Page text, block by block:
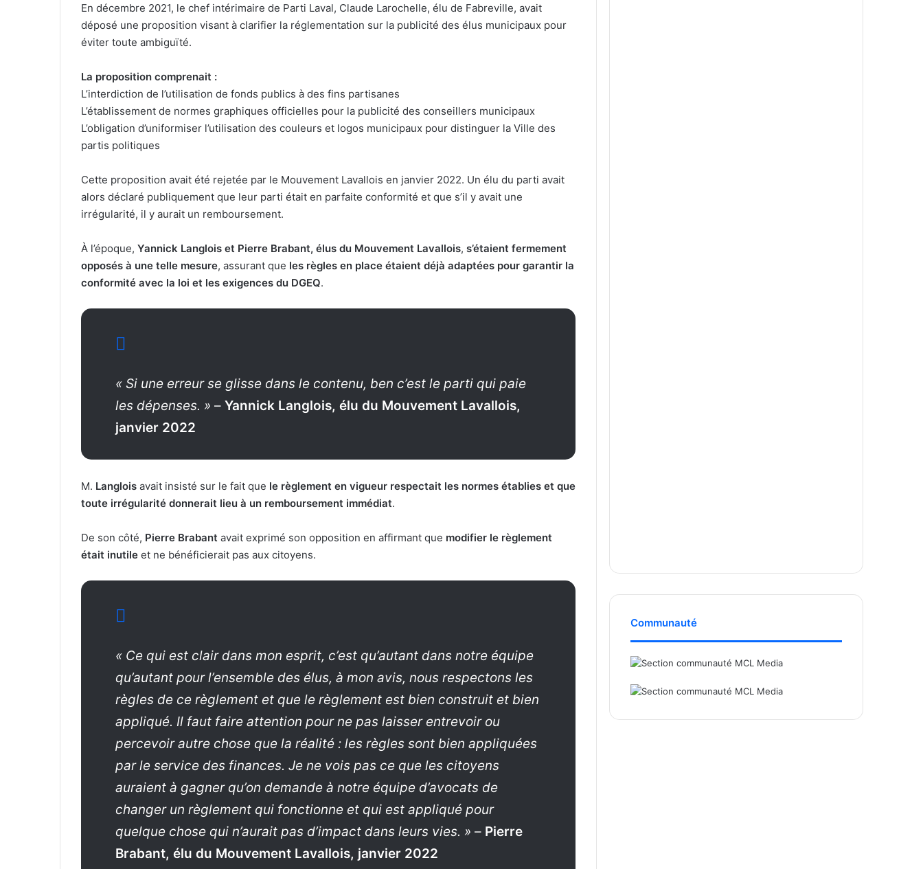
En décembre 2021, le chef intérimaire de Parti Laval, Claude Larochelle, élu de Fabreville, avait
déposé une proposition visant à clarifier la réglementation sur la publicité des élus municipaux pour
éviter toute ambiguïté.
La proposition comprenait :
L’interdiction de l’utilisation de fonds publics à des fins partisanes
L’établissement de normes graphiques officielles pour la publicité des conseillers municipaux
L’obligation d’uniformiser l’utilisation des couleurs et logos municipaux pour distinguer la Ville des
partis politiques
Cette proposition avait été rejetée par le Mouvement Lavallois en janvier 2022. Un élu du parti avait
alors déclaré publiquement que leur parti était en parfaite conformité et que s’il y avait une
irrégularité, il y aurait un remboursement.
À l’époque, Yannick Langlois et Pierre Brabant, élus du Mouvement Lavallois, s’étaient fermement
opposés à une telle mesure, assurant que les règles en place étaient déjà adaptées pour garantir la
conformité avec la loi et les exigences du DGEQ.
« Si une erreur se glisse dans le contenu, ben c’est le parti qui paie
les dépenses. » – Yannick Langlois, élu du Mouvement Lavallois,
janvier 2022
M. Langlois avait insisté sur le fait que le règlement en vigueur respectait les normes établies et que
toute irrégularité donnerait lieu à un remboursement immédiat.
De son côté, Pierre Brabant avait exprimé son opposition en affirmant que modifier le règlement
était inutile et ne bénéficierait pas aux citoyens.
« Ce qui est clair dans mon esprit, c’est qu’autant dans notre équipe
qu’autant pour l’ensemble des élus, à mon avis, nous respectons les
règles de ce règlement et que le règlement est bien construit et bien
appliqué. Il faut faire attention pour ne pas laisser entrevoir ou
percevoir autre chose que la réalité : les règles sont bien appliquées
par le service des finances. Je ne vois pas ce que les citoyens
auraient à gagner qu’on demande à notre équipe d’avocats de
changer un règlement qui fonctionne et qui est appliqué pour
quelque chose qui n’aurait pas d’impact dans leurs vies. » – Pierre
Brabant, élu du Mouvement Lavallois, janvier 2022
Communauté